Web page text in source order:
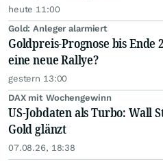
heute 11:00
Gold: Anleger alarmiert
Goldpreis-Prognose bis Ende
eine neue Rallye?
gestern 13:00
DAX mit Wochengewinn
US-Jobdaten als Turbo: Wall
Gold glänzt
07.08.26, 18:38